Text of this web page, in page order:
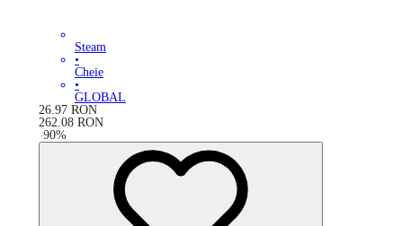
Steam
•
Cheie
•
GLOBAL
26.97 RON
262.08 RON
-90%